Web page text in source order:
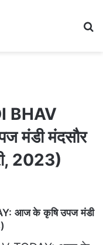
BHAV
मंडी मंदसौर
2023)
आज के कृषि उपज मंडी